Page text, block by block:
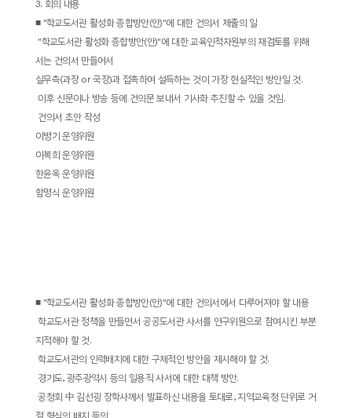
3. 회의 내용
■ "학교도서관 활성화 종합방안(안)"에 대한 건의서 제출의 일
­ "학교도서관 활성화 종합방안(안)"에 대한 교육인적자원부의 재검토를 위해
서는 건의서 만들어서
실무측(과장 or국장)과 접촉하여 설득하는 것이 가장 현실적인 방안일 것.
이후 신문이나 방송 등에 건의문 보내서 기사화 추진할 수 있을 것임.
건의서 초안 작성
이병기 운영위원
이복희 운영위원
한윤옥 운영위원
함명식 운영위원
■ "학교도서관 활성화 종합방안(안)"에 대한 건의서에서 다루어져야 할 내용
­학교도서관 정책을 만들면서 공공도서관 사서를 연구위원으로 참여시킨 부분
지적해야 할 것.
­학교도서관의 인력배치에 대한 구체적인 방안을 제시해야 할 것.
경기도,광주광역시 등의 일용직 사서에 대한 대책 방안.
­공청회 中 김선굉 장학사께서 발표하신 내용을 토대로, 지역교육청 단위로 거